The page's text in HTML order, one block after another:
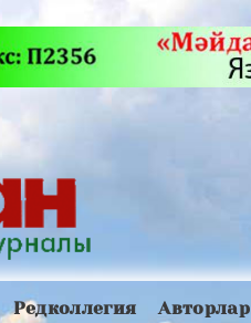
Редколлегия Авторлар